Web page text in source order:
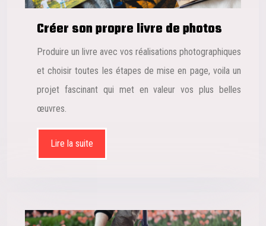
Créer son propre livre de photos
Produire un livre avec vos réalisations photographiques
et choisir toutes les étapes de mise en page, voila un
projet fascinant qui met en valeur vos plus belles
œuvres.
Lire la suite